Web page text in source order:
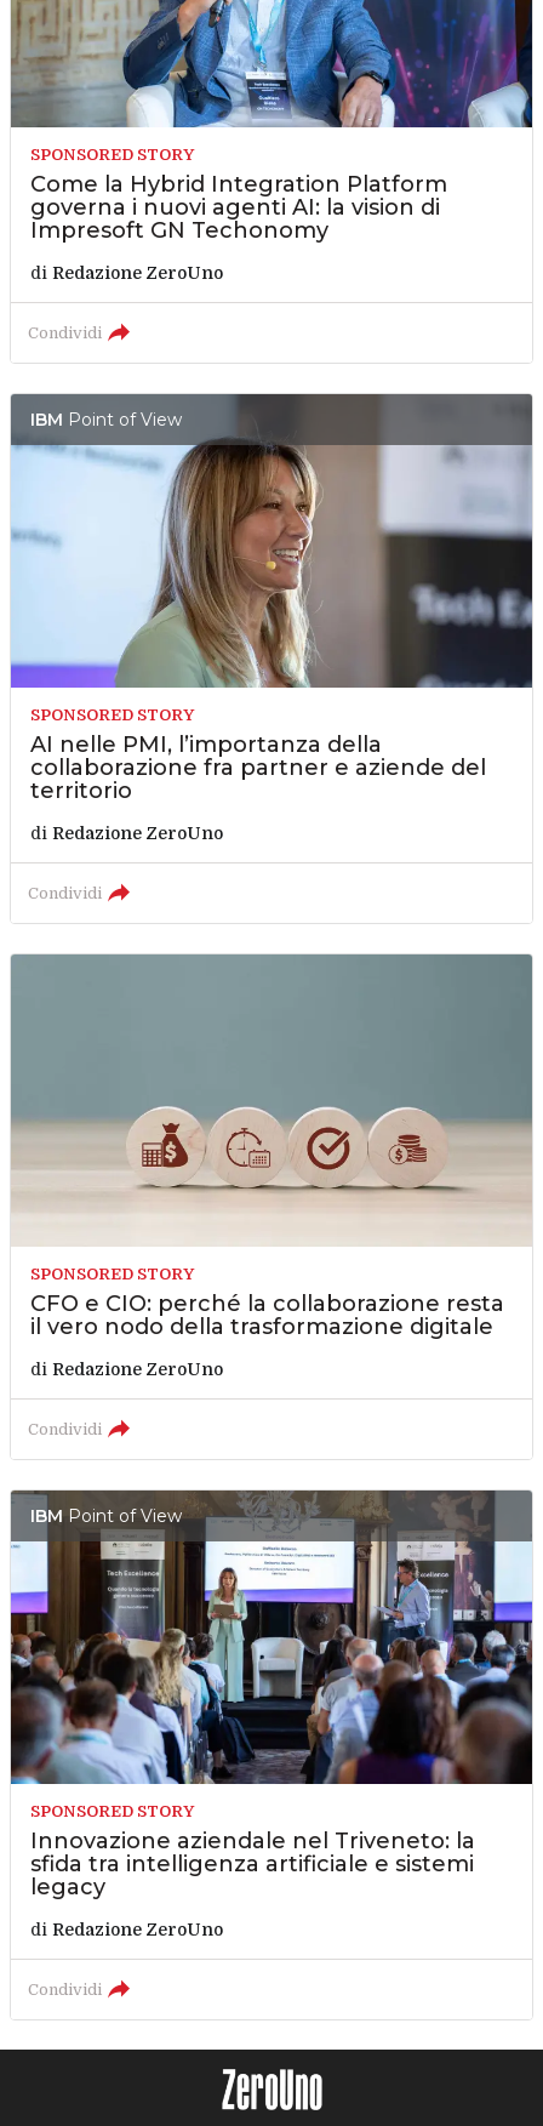
SPONSORED STORY
Come la Hybrid Integration Platform
governa i nuovi agenti AI: la vision di
Impresoft GN Techonomy
di Redazione ZeroUno
Condividi
IBM Point of View
SPONSORED STORY
AI nelle PMI, l’importanza della
collaborazione fra partner e aziende del
territorio
di Redazione ZeroUno
Condividi
SPONSORED STORY
CFO e CIO: perché la collaborazione resta
il vero nodo della trasformazione digitale
di Redazione ZeroUno
Condividi
IBMPoint of View
SPONSORED STORY
Innovazione aziendale nel Triveneto: la
sfida tra intelligenza artificiale e sistemi
legacy
di Redazione ZeroUno
Condividi